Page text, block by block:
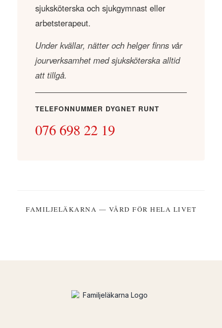
sjuksköterska och sjukgymnast eller
arbetsterapeut.
Under kvällar, nätter och helger finns vår
jourverksamhet med sjuksköterska alltid
att tillgå.
TELEFONNUMMER DYGNET RUNT
076 698 22 19
FAMILJELÄKARNA — VÅRD FÖR HELA LIVET